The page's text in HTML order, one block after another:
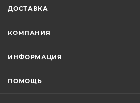
ДОСТАВКА
КОМПАНИЯ
ИНФОРМАЦИЯ
ПОМОЩЬ